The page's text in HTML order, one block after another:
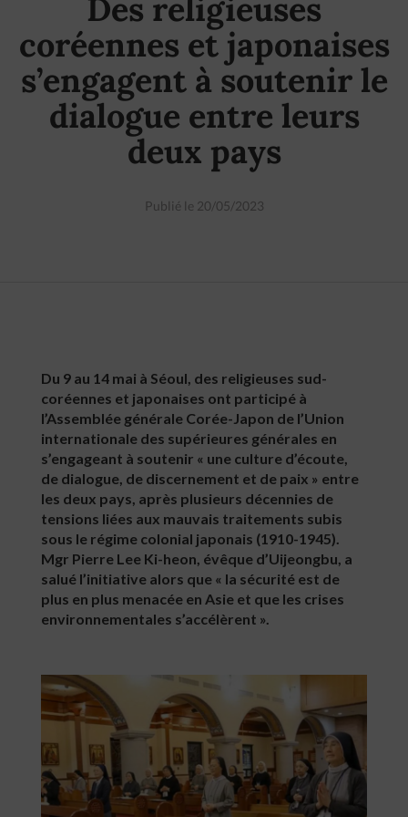
Des religieuses
coréennes et japonaises
s’engagent à soutenir le
dialogue entre leurs
deux pays
Publié le 20/05/2023
Du 9 au 14 mai à Séoul, des religieuses sud-
coréennes et japonaises ont participé à
l’Assemblée générale Corée-Japon de l’Union
internationale des supérieures générales en
s’engageant à soutenir « une culture d’écoute,
de dialogue, de discernement et de paix » entre
les deux pays, après plusieurs décennies de
tensions liées aux mauvais traitements subis
sous le régime colonial japonais (1910-1945).
Mgr Pierre Lee Ki-heon, évêque d’Uijeongbu, a
salué l’initiative alors que « la sécurité est de
plus en plus menacée en Asie et que les crises
environnementales s’accélèrent ».